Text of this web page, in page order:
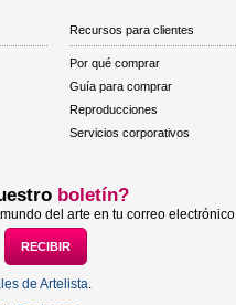
Recursos para clientes
Por qué comprar
Guía para comprar
Reproducciones
Servicios corporativos
boletín?
del arte en tu correo electrónico
de Artelista